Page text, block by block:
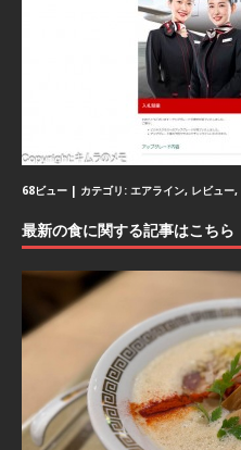
68ビュー | カテゴリ: エアライン, レビュー,
最新の食に関する記事はこちら